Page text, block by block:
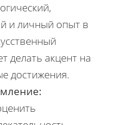
и личный опыт в
делать акцент на
достижения.